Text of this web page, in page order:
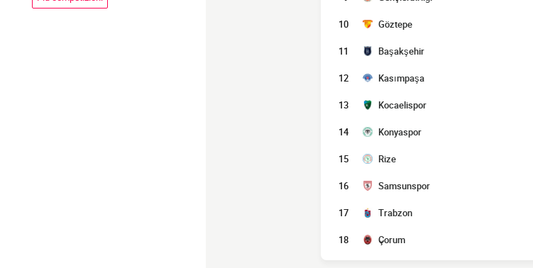
10 Göztepe
11 Başakşehir
12 Kasımpaşa
13 Kocaelispor
14 Konyaspor
15 Rize
16 Samsunspor
17 Trabzon
18 Çorum